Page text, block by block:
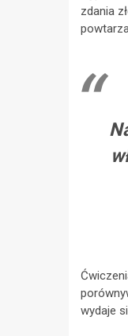
zdania
wydaje